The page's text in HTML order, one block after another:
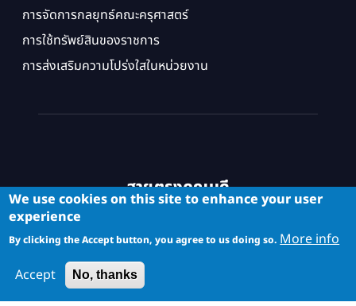
การจัดการกลยุทธ์คณะครุศาสตร์
การใช้ทรัพย์สินของราชการ
การส่งเสริมความโปร่งใสในหน่วยงาน
สายตรงคณบดี
We use cookies on this site to enhance your user
experience
By clicking the Accept button, you agree to us doing so. More info
Accept
No, thanks